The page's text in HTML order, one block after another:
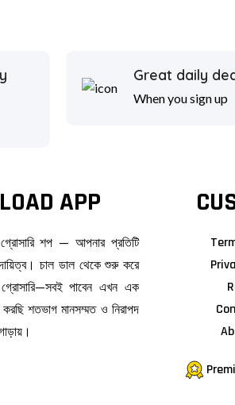
Great daily
When you sign up
APP
শপ — আপনার প্রতিটি
চাল ডাল থেকে শুরু করে
গ্রোসারি—সবই পাবেন এখন এক
করছি শতভাগ মানসম্মত ও নিরাপদ